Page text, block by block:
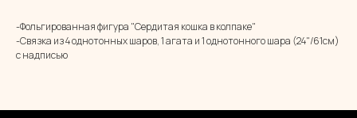
-Фольгированная фигура "Сердитая кошка в колпаке"
-Связка из 4 однотонных шаров, 1 агата и 1 однотонного шара (24"/61см)
с надписью